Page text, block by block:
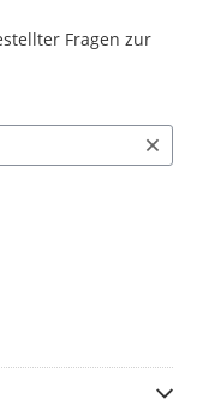
Fragen zur